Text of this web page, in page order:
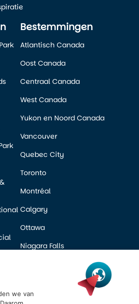
Bestemmingen
Atlantisch Canada
Oost Canada
Centraal Canada
West Canada
Yukon en Noord Canada
Vancouver
Quebec City
Toronto
Montréal
Calgary
Ottawa
Niagara Falls
Halifax